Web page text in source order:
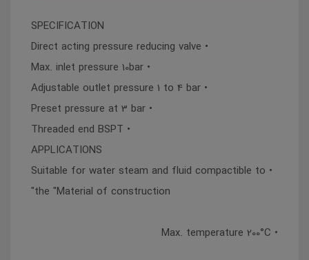
SPECIFICATION
• Direct acting pressure reducing valve
• Max. inlet pressure 10bar
• Adjustable outlet pressure 1 to 4 bar
• Preset pressure at 3 bar
• Threaded end BSPT
APPLICATIONS
• Suitable for water steam and fluid compactible to
the "Material of construction"
• Max. temperature 200°C